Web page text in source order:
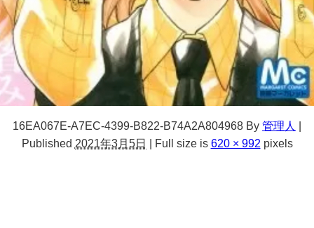
16EA067E-A7EC-4399-B822-B74A2A804968 By 管理人
Published 2021年3月5日 Full size is 620 × 992 pixels